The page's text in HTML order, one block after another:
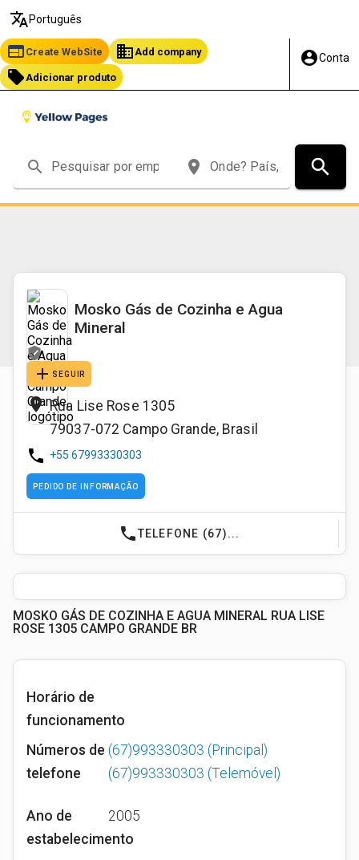
translate Português
web Create WebSite business Add company
local_offer Adicionar produto
account_circleConta
search place search
Página inicial chevron_right Mosko Gás de Cozinha e Agua Mineral
Mosko Gás de Cozinha e Agua
Mineral
verified_user
add SEGUIR
place Rua Lise Rose 1305
79037-072 Campo Grande, Brasil
phone +55 67993330303
PEDIDO DE INFORMAÇÃO
phoneTELEFONE (67)...
MOSKO GÁS DE COZINHA E AGUA MINERAL RUA LISE
ROSE 1305 CAMPO GRANDE BR
Horário de
funcionamento
Números de
telefone
(67)993330303 (Principal)
(67)993330303 (Telemóvel)
Ano de
estabelecimento
2005